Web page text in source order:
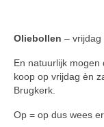
Oliebollen – vrijdag
En natuurlijk mogen
koop op vrijdag èn
Brugkerk.
Op = op dus wees